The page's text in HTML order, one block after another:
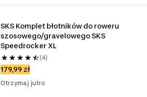
SKS Komplet błotników do roweru
szosowego/gravelowego SKS
Speedrocker XL
(4)
179,99 zł
Otrzymaj jutro